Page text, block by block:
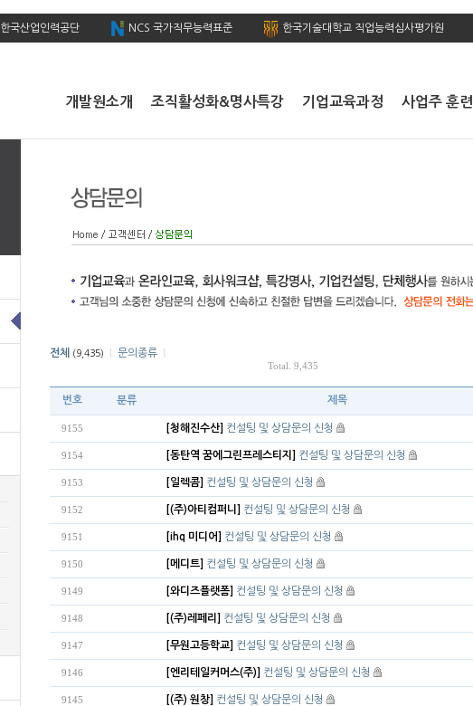
한국산업인력공단 NCS 국가직무능력표준 한국기술대학교 직업능력심사평가원
개발원소개 조직활성화&명사특강 기업교육과정 사업주 훈련
전체 (9,435) 문의종류
Total. 9,435
번호 분류 제목
9155 [청해진수산] 컨설팅 및 상담문의 신청
9154 [동탄역 꿈에그린프레스티지] 컨설팅 및 상담문의 신청
9153 [일렉콤] 컨설팅 및 상담문의 신청
9152 [(주)아티컴퍼니] 컨설팅 및 상담문의 신청
9151 [ihq 미디어] 컨설팅 및 상담문의 신청
9150 [메디트] 컨설팅 및 상담문의 신청
9149 [와디즈플랫폼] 컨설팅 및 상담문의 신청
9148 [(주)레페리] 컨설팅 및 상담문의 신청
9147 [무원고등학교] 컨설팅 및 상담문의 신청
9146 [엔리테일커머스(주)] 컨설팅 및 상담문의 신청
9145 [(주) 원창] 컨설팅 및 상담문의 신청